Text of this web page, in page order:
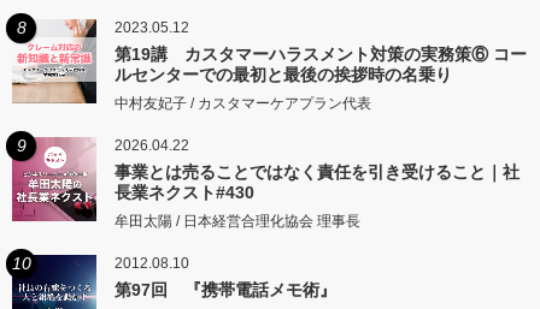
8 2023.05.12
第19講 カスタマーハラスメント対策の実務策⑥ コー
ルセンターでの最初と最後の挨拶時の名乗り
中村友妃子 / カスタマーケアプラン代表
9 2026.04.22
事業とは売ることではなく責任を引き受けること｜社
長業ネクスト#430
牟田太陽 / 日本経営合理化協会 理事長
10 2012.08.10
第97回 『携帯電話メモ術』